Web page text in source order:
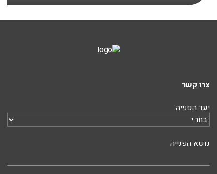
צרו קשר
יעד הפנייה
נושא הפנייה